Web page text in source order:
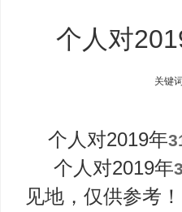
个人对
关键
个人对2019年
个人对2019年
见地，仅供参考